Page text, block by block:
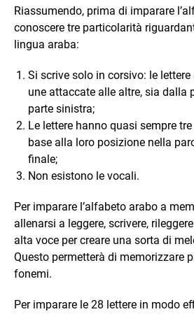
Riassumendo, prima di imparare
conoscere tre particolarità
lingua araba:
Si scrive solo in corsivo: le
une attaccate alle altre, sia dalla
parte sinistra;
Le lettere hanno quasi sempre
base alla loro posizione nella
finale;
Non esistono le vocali.
Per imparare l’alfabeto arabo a
allenarsi a leggere, scrivere,
alta voce per creare una sorta di
Questo permetterà di memorizzare
fonemi.
Per imparare le 28 lettere in modo